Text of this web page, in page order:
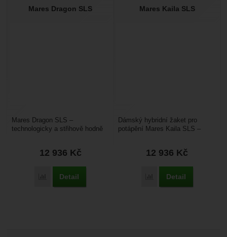
Mares Dragon SLS
12 936 Kč
Přidat 'Mares Dragon SLS' k porovnání
Detail
Mares Dragon SLS –
technologicky a střihově hodně
Mares Kaila SLS
12 936 Kč
Přidat 'Mares Kaila
Detail
Dámský hybridní žaket pro
potápění Mares Kaila SLS –